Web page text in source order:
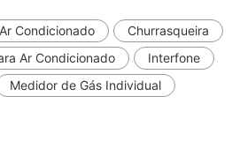
Ar Condicionado
Churrasqueira
Ar Condicionado
Interfone
Medidor de Gás Individual